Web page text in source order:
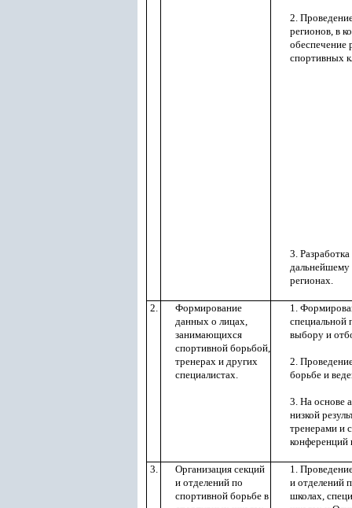
2.
регионов, в
обеспечение
спортивных
3.
дальнейшему
регионах.
2.
Формирование
данных о лицах,
занимающихся
спортивной борьбой,
тренерах и других
специалистах.
1.
специальной
выбору и
2.
борьбе и
3. На основе
низкой
тренерами и
конференций
3.
Организация секций
и отделений по
спортивной борьбе в
1.
и отделений
школах,